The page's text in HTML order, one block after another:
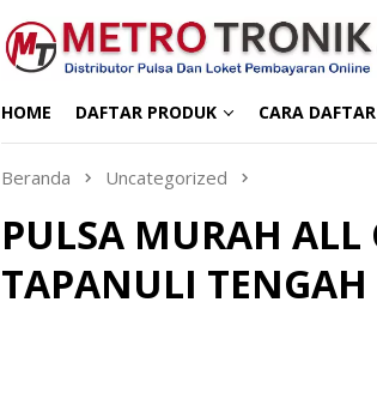
HOME DAFTAR PRODUK CARA DAFTAR
Beranda Uncategorized
PULSA MURAH ALL
TAPANULI TENGAH